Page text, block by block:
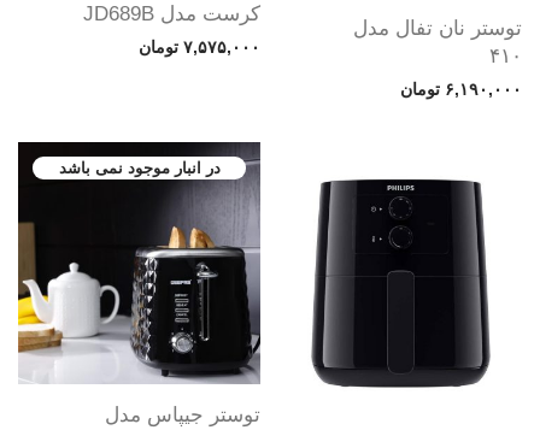
توستر نان تفال مدل
۴۱۰
۶,۱۹۰,۰۰۰ تومان
کرست مدل JD689B
۷,۵۷۵,۰۰۰ تومان
توستر جیپاس مدل